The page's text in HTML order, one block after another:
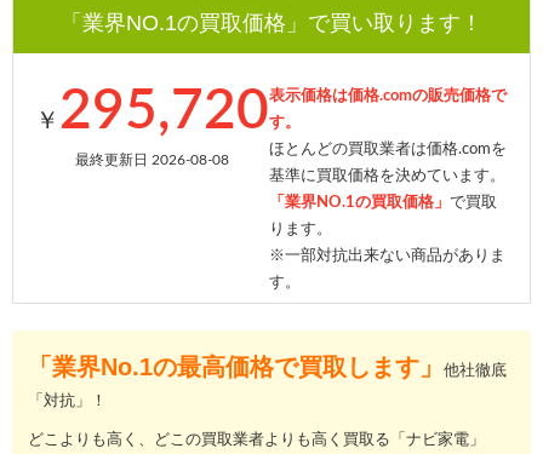
「業界NO.1の買取価格」で買い取ります！
￥ 295,720
最終更新日 2026-08-08
表示価格は価格.comの販売価格で
す。
ほとんどの買取業者は価格.comを
基準に買取価格を決めています。
「業界NO.1の買取価格」 で買取
ります。
※一部対抗出来ない商品がありま
す。
「業界No.1の最高価格で買取します」
他社徹底
「対抗」！
どこよりも高く、どこの買取業者よりも高く買取る「ナビ家電」